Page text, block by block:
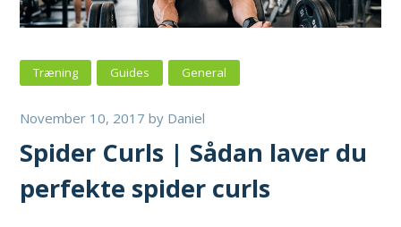
Træning Guides General
November 10, 2017 by Daniel
Spider Curls | Sådan laver du
perfekte spider curls